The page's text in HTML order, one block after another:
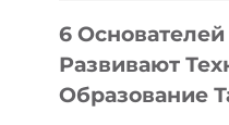
6
Развивают
Образование